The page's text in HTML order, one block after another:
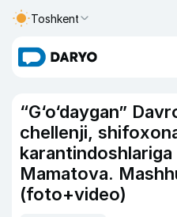
Toshkent
“G‘o‘daygan”
chellenji,
Mamatova.
(foto+video)